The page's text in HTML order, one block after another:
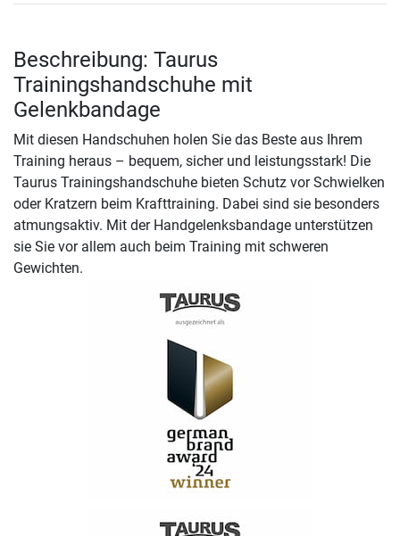
Beschreibung: Taurus
Trainingshandschuhe mit
Gelenkbandage
Mit diesen Handschuhen holen Sie das Beste aus Ihrem
Training heraus – bequem, sicher und leistungsstark! Die
Taurus Trainingshandschuhe bieten Schutz vor Schwielken
oder Kratzern beim Krafttraining. Dabei sind sie besonders
atmungsaktiv. Mit der Handgelenksbandage unterstützen
sie Sie vor allem auch beim Training mit schweren
Gewichten.